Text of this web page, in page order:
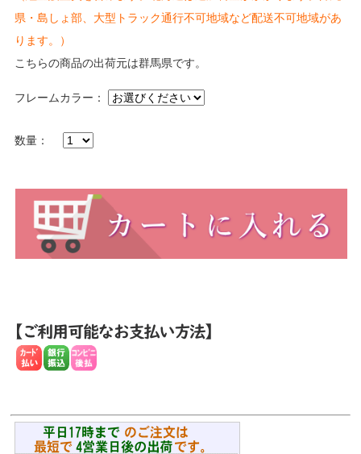
県・島しょ部、大型トラック通行不可地域など配送不可地域があ
ります。）
こちらの商品の出荷元は群馬県です。
フレームカラー：
数量：